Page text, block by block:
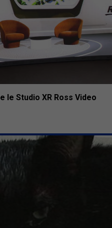
le Studio XR Ross Video